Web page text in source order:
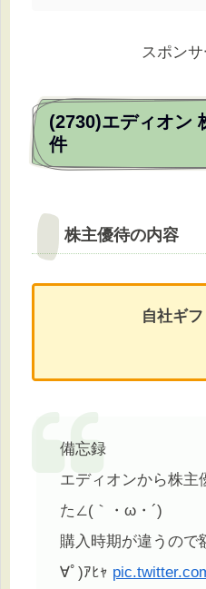
スポン
(2730)エディオン
件
株主優待の内容
自社ギ
備忘録
エディオンから株主
た∠(｀・ω・´)
購入時期が違うので
∀ﾟ)ｱﾋｬ